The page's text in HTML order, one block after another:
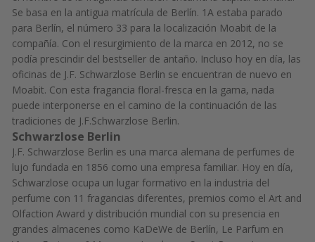
Se basa en la antigua matrícula de Berlín. 1A estaba parado
para Berlín, el número 33 para la localización Moabit de la
compañía. Con el resurgimiento de la marca en 2012, no se
podía prescindir del bestseller de antaño. Incluso hoy en día, las
oficinas de J.F. Schwarzlose Berlin se encuentran de nuevo en
Moabit. Con esta fragancia floral-fresca en la gama, nada
puede interponerse en el camino de la continuación de las
tradiciones de J.F.Schwarzlose Berlin.
Schwarzlose Berlin
J.F. Schwarzlose Berlin es una marca alemana de perfumes de
lujo fundada en 1856 como una empresa familiar. Hoy en día,
Schwarzlose ocupa un lugar formativo en la industria del
perfume con 11 fragancias diferentes, premios como el Art and
Olfaction Award y distribución mundial con su presencia en
grandes almacenes como KaDeWe de Berlín, Le Parfum en